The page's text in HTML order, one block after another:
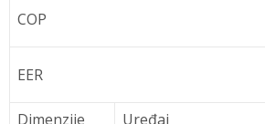
COP
EER
Dimenzije Uređaj